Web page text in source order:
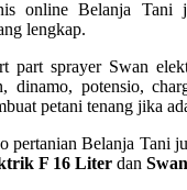
online Belanja Tani
lengkap.
part sprayer Swan
dinamo, potensio,
petani tenang jika
pertanian Belanja Tani
F 16 Liter dan